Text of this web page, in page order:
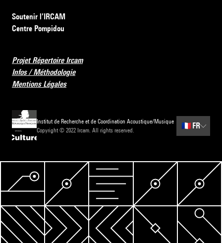
Soutenir l’IRCAM
Centre Pompidou
Projet Répertoire Ircam
Infos / Méthodologie
Mentions Légales
Institut de Recherche et de Coordination Acoustique/Musique
Copyright © 2022 Ircam. All rights reserved.
🇫🇷 FR